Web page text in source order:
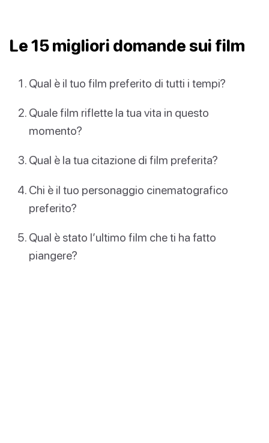
Le 15 migliori domande sui film
Qual è il tuo film preferito di tutti i tempi?
Quale film riflette la tua vita in questo
momento?
Qual è la tua citazione di film preferita?
Chi è il tuo personaggio cinematografico
preferito?
Qual è stato l’ultimo film che ti ha fatto
piangere?